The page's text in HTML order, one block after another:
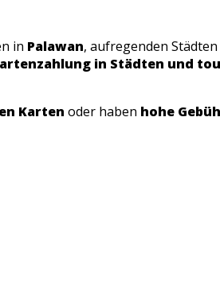
in Palawan, aufregenden
in Städten und
Karten oder haben hohe